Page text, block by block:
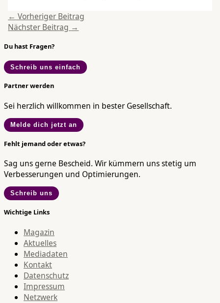
← Vorheriger Beitrag
Nächster Beitrag →
Du hast Fragen?
Schreib uns einfach
Partner werden
Sei herzlich willkommen in bester Gesellschaft.
Melde dich jetzt an
Fehlt jemand oder etwas?
Sag uns gerne Bescheid. Wir kümmern uns stetig um
Verbesserungen und Optimierungen.
Schreib uns
Wichtige Links
Magazin
Aktuelles
Mediadaten
Kontakt
Datenschutz
Impressum
Netzwerk